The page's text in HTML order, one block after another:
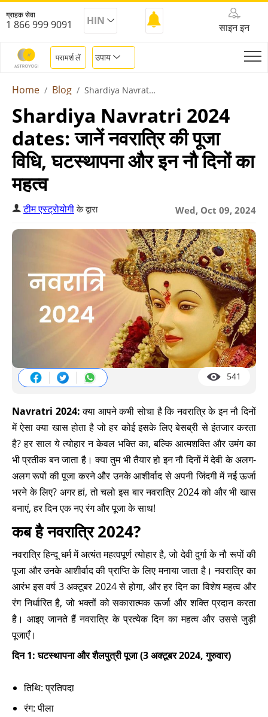
ग्राहक सेवा
1 866 999 9091 HIN
साइन इन
परामर्श लें उपाय
Home Blog Shardiya Navratri 2024
Shardiya Navratri 2024
dates: जानें नवरात्रि की पूजा
विधि, घटस्थापना और इन नौ दिनों का
महत्व
Wed, Oct 09, 2024
टीम एस्ट्रोयोगीके द्वारा
541
Navratri 2024:क्या आपने कभी सोचा है कि नवरात्रि के इन नौ दिनों
में ऐसा क्या खास होता है जो हर कोई इसके लिए बेसब्री से इंतजार करता
है? हर साल ये त्योहार न केवल भक्ति का, बल्कि आत्मशक्ति और उमंग का
भी प्रतीक बन जाता है। क्या तुम भी तैयार हो इन नौ दिनों में देवी के अलग-
अलग रूपों की पूजा करने और उनके आशीर्वाद से अपनी जिंदगी में नई ऊर्जा
भरने के लिए? अगर हां, तो चलो इस बार नवरात्रि 2024 को और भी खास
बनाएं, हर दिन एक नए रंग और पूजा के साथ!
कब है नवरात्रि 2024?
नवरात्रि हिन्दू धर्म में अत्यंत महत्वपूर्ण त्योहार है, जो देवी दुर्गा के नौ रूपों की
पूजा और उनके आशीर्वाद की प्राप्ति के लिए मनाया जाता है। नवरात्रि का
आरंभ इस वर्ष 3 अक्टूबर 2024 से होगा, और हर दिन का विशेष महत्व और
रंग निर्धारित है, जो भक्तों को सकारात्मक ऊर्जा और शक्ति प्रदान करता
है। आइए जानते हैं नवरात्रि के प्रत्येक दिन का महत्व और उससे जुड़ी
पूजाएँ।
दिन 1: घटस्थापना और शैलपुत्री पूजा (3 अक्टूबर 2024, गुरुवार)
तिथि: प्रतिपदा
रंग: पीला